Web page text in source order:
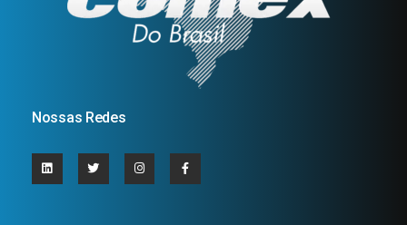
Nossas Redes